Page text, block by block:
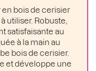
bois de cerisier
utiliser. Robuste,
satisfaisante au
à la main au
bois de cerisier.
et développe une